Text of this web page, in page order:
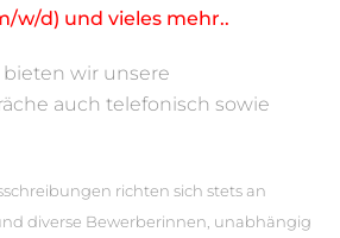
w/d) und vieles mehr..
wir unsere
auch telefonisch sowie
richten sich stets an
diverse Bewerberinnen, unabhängig